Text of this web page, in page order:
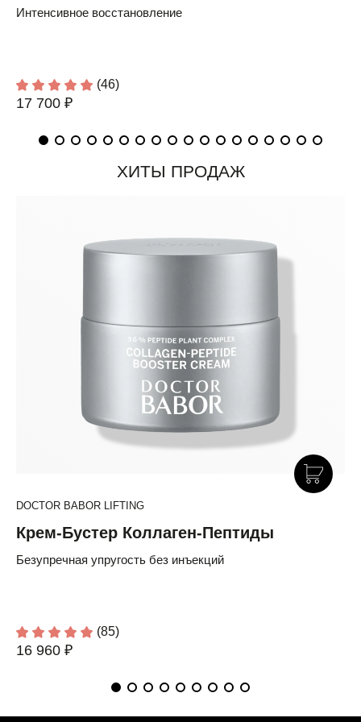
Интенсивное восстановление
(46)
17 700 ₽
ХИТЫ ПРОДАЖ
DOCTOR BABOR LIFTING
Крем-Бустер Коллаген-Пептиды
Безупречная упругость без инъекций
(85)
16 960 ₽